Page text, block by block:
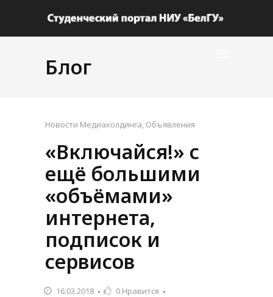
Блог
Новости Медиахолдинга, Объявления
«Включайся!» с
ещё большими
«объёмами»
интернета,
подписок и
сервисов
16.03.2018 0 Нравится